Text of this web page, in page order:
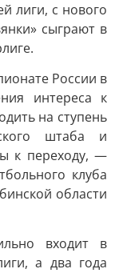
лиги, с нового
сыграют в
России в
интереса к
на ступень
штаба и
к переходу, —
клуба
области
входит в
а два года